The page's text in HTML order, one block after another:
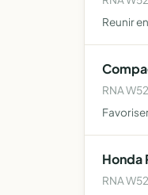
Reunir
RNA
Honda
RNA